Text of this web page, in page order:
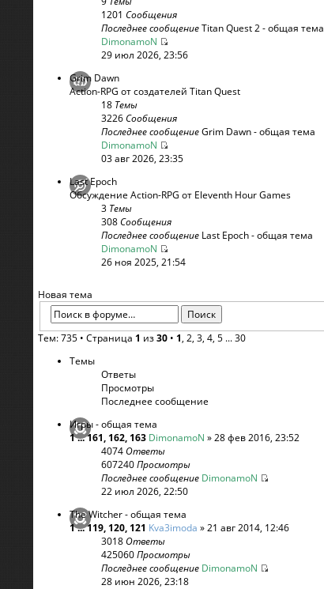
1201 Сообщения
Последнее сообщениеTitan Quest 2 - общая тема
DimonamoN
29 июл 2026, 23:56
Grim Dawn
Action-RPG от создателей Titan Quest
18 Темы
3226Сообщения
Последнее сообщениеGrim Dawn - общая тема
DimonamoN
03 авг 2026, 23:35
Last Epoch
Обсуждение Action-RPG от Eleventh Hour Games
3 Темы
308Сообщения
Последнее сообщение Last Epoch - общая тема
DimonamoN
26 ноя 2025, 21:54
Новая тема
Тем: 735 • Страница 1 из30 • 1, 2, 3, 4, 5 ...30
Темы
Ответы
Просмотры
Последнее сообщение
Игры - общая тема
1...161, 162, 163 DimonamoN » 28 фев 2016, 23:52
4074Ответы
607240Просмотры
Последнее сообщение DimonamoN
22 июл 2026, 22:50
The Witcher - общая тема
1...119, 120, 121 Kva3imoda » 21 авг 2014, 12:46
3018Ответы
425060Просмотры
Последнее сообщение DimonamoN
28 июн 2026, 23:18